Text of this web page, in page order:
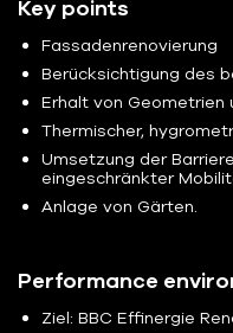
Key points
Fassadenrenovierung
Berücksichtigung des
Erhalt von Geometrien
Thermischer,
Umsetzung der
eingeschränkter
Anlage von Gärten.
Performance
Ziel: BBC Effinergie